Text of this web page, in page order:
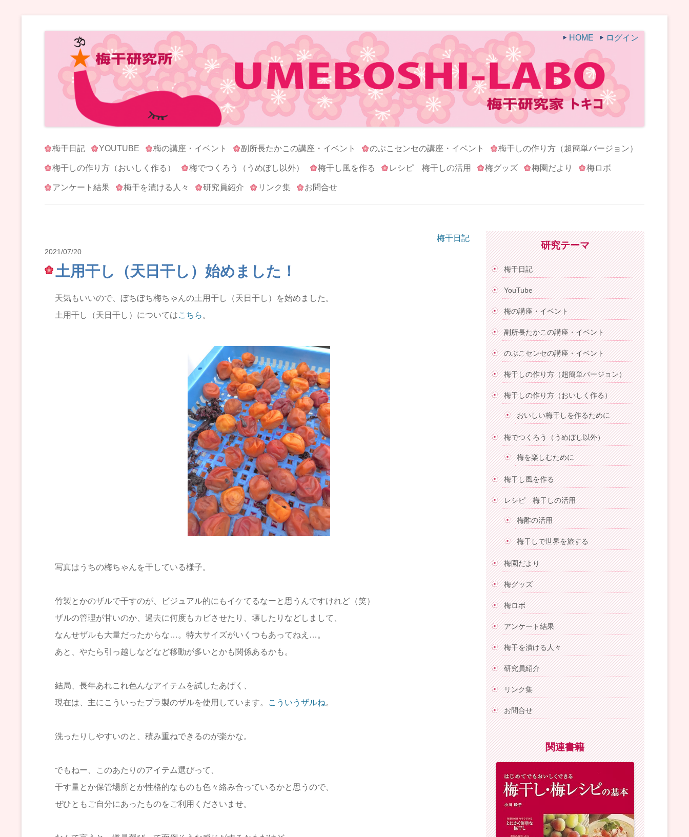
梅干研究所 UMEBOSHI-LABO
WE LOVE UMEBOSHI HOME ログイン
コンテンツへ移動
梅干日記 YOUTUBE 梅の講座・イベント 副所長たかこの講座・イベント のぶこセンセの講座・イベント 梅干しの作り方（超簡単バージョン）
梅干しの作り方（おいしく作る） 梅でつくろう（うめぼし以外） 梅干し風を作る レシピ 梅干しの活用 梅グッズ 梅園だより 梅ロボ
アンケート結果 梅干を漬ける人々 研究員紹介 リンク集 お問合せ
梅干日記
2021/07/20
土用干し（天日干し）始めました！
天気もいいので、ぼちぼち梅ちゃんの土用干し（天日干し）を始めました。
土用干し（天日干し）についてはこちら 。
写真はうちの梅ちゃんを干している様子。
竹製とかのザルで干すのが、ビジュアル的にもイケてるなーと思うんですけれど（笑）
ザルの管理が甘いのか、過去に何度もカビさせたり、壊したりなどしまして、
なんせザルも大量だったからな…。特大サイズがいくつもあってねえ…。
あと、やたら引っ越しなどなど移動が多いとかも関係あるかも。
結局、長年あれこれ色んなアイテムを試したあげく、
現在は、主にこういったプラ製のザルを使用しています。
こういうザルね。
洗ったりしやすいのと、積み重ねできるのが楽かな。
でもねー、このあたりのアイテム選びって、
干す量とか保管場所とか性格的なものも色々絡み合っているかと思うので、
ぜひともご自分にあったものをご利用くださいませ。
研究テーマ
梅干日記
YouTube
梅の講座・イベント
副所長たかこの講座・イベント
のぶこセンセの講座・イベント
梅干しの作り方（超簡単バージョン）
梅干しの作り方（おいしく作る）
おいしい梅干しを作るために
梅でつくろう（うめぼし以外）
梅を楽しむために
梅干し風を作る
レシピ 梅干しの活用
梅酢の活用
梅干しで世界を旅する
梅園だより
梅グッズ
梅ロボ
アンケート結果
梅干を漬ける人々
研究員紹介
リンク集
お問合せ
関連書籍